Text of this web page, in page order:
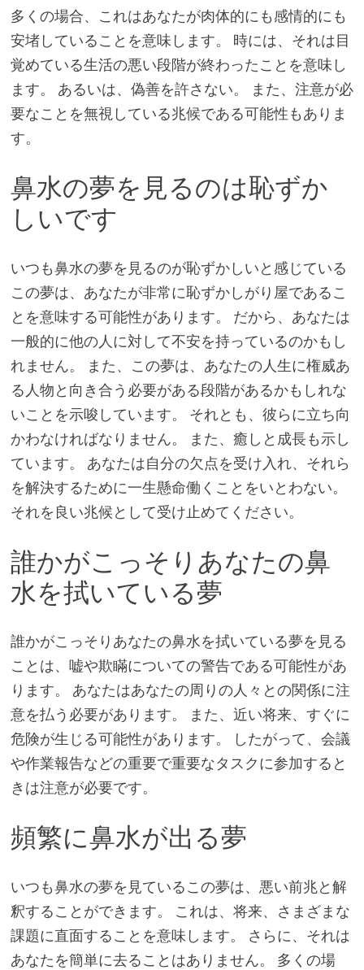
多くの場合、これはあなたが肉体的にも感情的にも
安堵していることを意味します。 時には、それは目
覚めている生活の悪い段階が終わったことを意味し
ます。 あるいは、偽善を許さない。 また、注意が必
要なことを無視している兆候である可能性もありま
す。
鼻水の夢を見るのは恥ずか
しいです
いつも鼻水の夢を見るのが恥ずかしいと感じている
この夢は、あなたが非常に恥ずかしがり屋であるこ
とを意味する可能性があります。 だから、あなたは
一般的に他の人に対して不安を持っているのかもし
れません。 また、この夢は、あなたの人生に権威あ
る人物と向き合う必要がある段階があるかもしれな
いことを示唆しています。 それとも、彼らに立ち向
かわなければなりません。 また、癒しと成長も示し
ています。 あなたは自分の欠点を受け入れ、それら
を解決するために一生懸命働くことをいとわない。
それを良い兆候として受け止めてください。
誰かがこっそりあなたの鼻
水を拭いている夢
誰かがこっそりあなたの鼻水を拭いている夢を見る
ことは、嘘や欺瞞についての警告である可能性があ
ります。 あなたはあなたの周りの人々との関係に注
意を払う必要があります。 また、近い将来、すぐに
危険が生じる可能性があります。 したがって、会議
や作業報告などの重要で重要なタスクに参加すると
きは注意が必要です。
頻繁に鼻水が出る夢
いつも鼻水の夢を見ているこの夢は、悪い前兆と解
釈することができます。 これは、将来、さまざまな
課題に直面することを意味します。 さらに、それは
あなたを簡単に去ることはありません。 多くの場